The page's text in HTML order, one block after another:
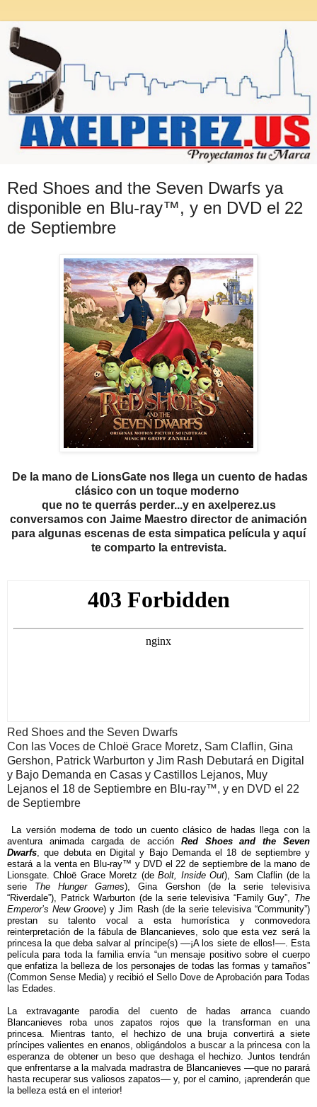
Red Shoes and the Seven Dwarfs ya
disponible en Blu-ray™, y en DVD el 22
de Septiembre
De la mano de LionsGate nos llega un cuento de hadas
clásico con un toque moderno
que no te querrás perder...y en axelperez.us
conversamos con Jaime Maestro director de animación
para algunas escenas de esta simpatica película y aquí
te comparto la entrevista.
Red Shoes and the Seven Dwarfs
Con las Voces de Chloë Grace Moretz, Sam Claflin, Gina
Gershon, Patrick Warburton y Jim Rash Debutará en Digital
y Bajo Demanda en Casas y Castillos Lejanos, Muy
Lejanos el 18 de Septiembre en Blu-ray™, y en DVD el 22
de Septiembre
La versión moderna de todo un cuento clásico de hadas llega con la
aventura animada cargada de acción Red Shoes and the Seven
Dwarfs, que debuta en Digital y Bajo Demanda el 18 de septiembre y
estará a la venta en Blu-ray™ y DVD el 22 de septiembre de la mano de
Lionsgate. Chloë Grace Moretz (deBolt, Inside Out), Sam Claflin (de la
serie The Hunger Games), Gina Gershon (de la serie televisiva
“Riverdale”), Patrick Warburton (de la serie televisiva “Family Guy”, The
Emperor’s New Groove) y Jim Rash (de la serie televisiva “Community”)
prestan su talento vocal a esta humorística y conmovedora
reinterpretación de la fábula de Blancanieves, solo que esta vez será la
princesa la que deba salvar al príncipe(s) ––¡A los siete de ellos!––. Esta
película para toda la familia envía “un mensaje positivo sobre el cuerpo
que enfatiza la belleza de los personajes de todas las formas y tamaños”
(Common Sense Media) y recibió el Sello Dove de Aprobación para Todas
las Edades.
La extravagante parodia del cuento de hadas arranca cuando
Blancanieves roba unos zapatos rojos que la transforman en una
princesa. Mientras tanto, el hechizo de una bruja convertirá a siete
príncipes valientes en enanos, obligándolos a buscar a la princesa con la
esperanza de obtener un beso que deshaga el hechizo. Juntos tendrán
que enfrentarse a la malvada madrastra de Blancanieves ––que no parará
hasta recuperar sus valiosos zapatos–– y, por el camino, ¡aprenderán que
la belleza está en el interior!